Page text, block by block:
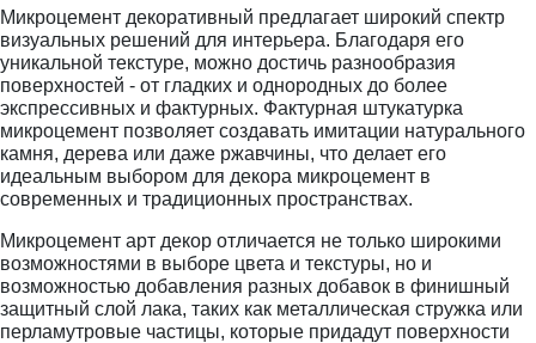
Микроцемент декоративный предлагает широкий спектр
визуальных решений для интерьера. Благодаря его
уникальной текстуре, можно достичь разнообразия
поверхностей - от гладких и однородных до более
экспрессивных и фактурных. Фактурная штукатурка
микроцемент позволяет создавать имитации натурального
камня, дерева или даже ржавчины, что делает его
идеальным выбором для декора микроцемент в
современных и традиционных пространствах.
Микроцемент арт декор отличается не только широкими
возможностями в выборе цвета и текстуры, но и
возможностью добавления разных добавок в финишный
защитный слой лака, таких как металлическая стружка или
перламутровые частицы, которые придадут поверхности